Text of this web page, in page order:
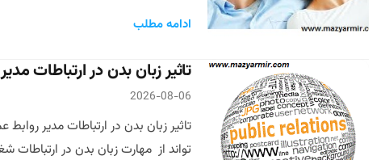
ادامه مطلب
تاثیر زبان بدن در ارتباطات
2026-08-06
تاثیر زبان بدن در ارتباطات مدیر
تواند از مهارت زبان بدن در